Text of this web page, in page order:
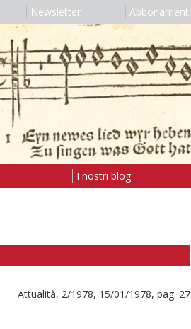
Newsletter Abbonamenti
I nostri blog
Attualità, 2/1978, 15/01/1978, pag. 27